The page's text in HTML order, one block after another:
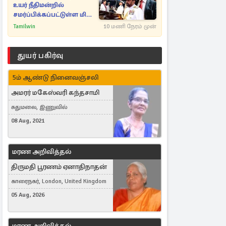
உயர் நீதிமன்றில்
சமர்ப்பிக்கப்பட்டுள்ள மிக
முக்கிய ஆவணங்கள்!
Tamilwin 10 மணி நேரம் முன்
துயர் பகிர்வு
5ம் ஆண்டு நினைவஞ்சலி
அமரர் மகேஸ்வரி கந்தசாமி
சுதுமலை, இணுவில்
08 Aug, 2021
மரண அறிவித்தல்
திருமதி பூரணம் ஏனாதிநாதன்
காரைநகர், London, United Kingdom
05 Aug, 2026